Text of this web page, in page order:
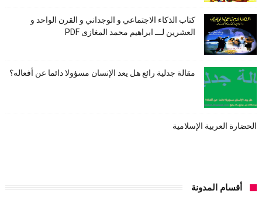
كتاب الذكاء الاجتماعي و الوجداني و القرن الواحد و
العشرين لـــ ابراهيم محمد المغازى PDF
مقالة جدلية رائع هل يعد الإنسان مسؤولا دائما عن أفعاله؟
الحضارة العربية الإسلامية
أقسام المدونة